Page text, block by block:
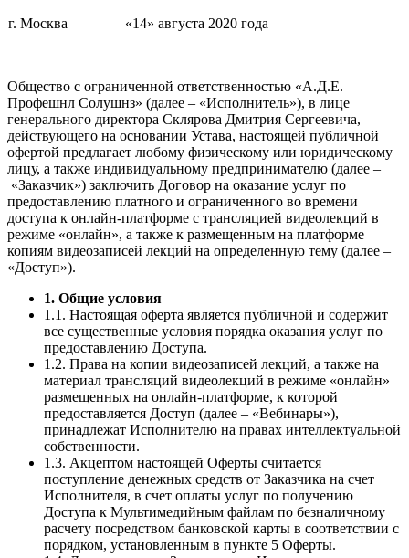
г. Москва «14» августа 2020 года
Общество с ограниченной ответственностью «А.Д.Е.
Профешнл Солушнз» (далее – «Исполнитель»), в лице
генерального директора Склярова Дмитрия Сергеевича,
действующего на основании Устава, настоящей публичной
офертой предлагает любому физическому или юридическому
лицу, а также индивидуальному предпринимателю (далее –
«Заказчик») заключить Договор на оказание услуг по
предоставлению платного и ограниченного во времени
доступа к онлайн-платформе с трансляцией видеолекций в
режиме «онлайн», а также к размещенным на платформе
копиям видеозаписей лекций на определенную тему (далее –
«Доступ»).
1. Общие условия
1.1. Настоящая оферта является публичной и содержит
все существенные условия порядка оказания услуг по
предоставлению Доступа.
1.2. Права на копии видеозаписей лекций, а также на
материал трансляций видеолекций в режиме «онлайн»
размещенных на онлайн-платформе, к которой
предоставляется Доступ (далее – «Вебинары»),
принадлежат Исполнителю на правах интеллектуальной
собственности.
1.3. Акцептом настоящей Оферты считается
поступление денежных средств от Заказчика на счет
Исполнителя, в счет оплаты услуг по получению
Доступа к Мультимедийным файлам по безналичному
расчету посредством банковской карты в соответствии с
порядком, установленным в пункте 5 Оферты.